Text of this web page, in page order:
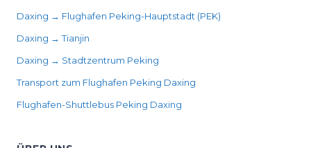
Daxing → Flughafen Peking-Hauptstadt (PEK)
Daxing → Tianjin
Daxing → Stadtzentrum Peking
Transport zum Flughafen Peking Daxing
Flughafen-Shuttlebus Peking Daxing